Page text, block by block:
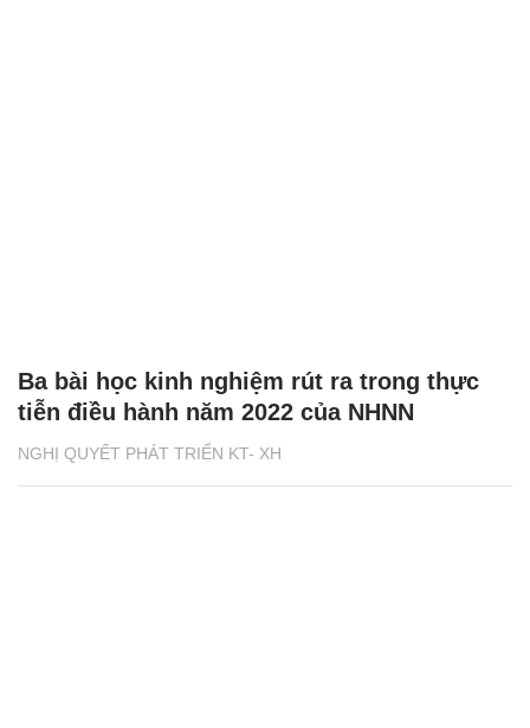
NGHỊ QUYẾT PHÁT TRIỂN KT- XH
Ba bài học kinh nghiệm rút ra trong thực
tiễn điều hành năm 2022 của NHNN